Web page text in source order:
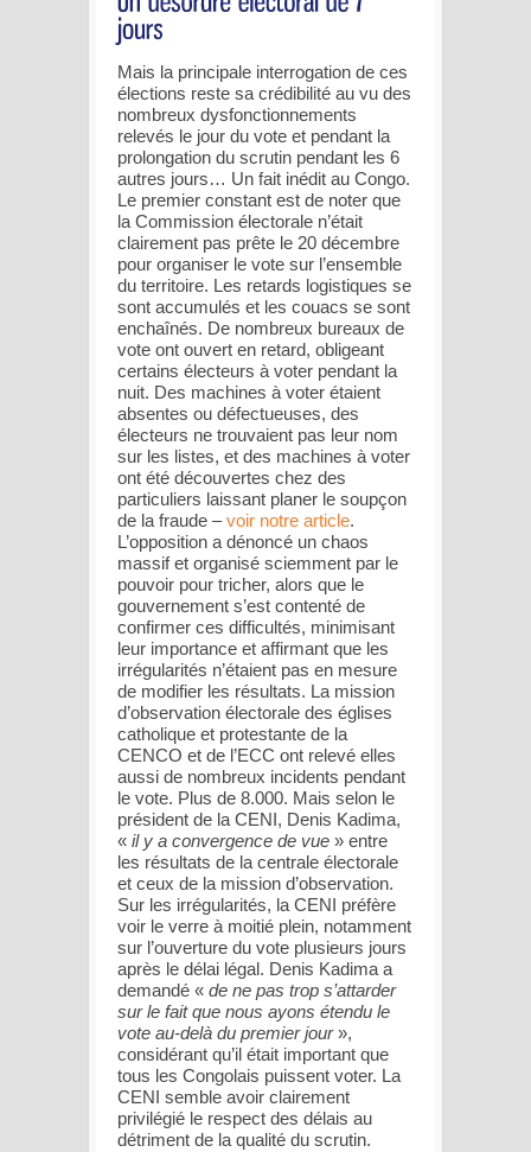
Mais la principale interrogation de ces
élections reste sa crédibilité au vu des
nombreux dysfonctionnements
relevés le jour du vote et pendant la
prolongation du scrutin pendant les 6
autres jours… Un fait inédit au Congo.
Le premier constant est de noter que
la Commission électorale n’était
clairement pas prête le 20 décembre
pour organiser le vote sur l’ensemble
du territoire. Les retards logistiques se
sont accumulés et les couacs se sont
enchaînés. De nombreux bureaux de
vote ont ouvert en retard, obligeant
certains électeurs à voter pendant la
nuit. Des machines à voter étaient
absentes ou défectueuses, des
électeurs ne trouvaient pas leur nom
sur les listes, et des machines à voter
ont été découvertes chez des
particuliers laissant planer le soupçon
de la fraude –voir notre article.
L’opposition a dénoncé un chaos
massif et organisé sciemment par le
pouvoir pour tricher, alors que le
gouvernement s’est contenté de
confirmer ces difficultés, minimisant
leur importance et affirmant que les
irrégularités n’étaient pas en mesure
de modifier les résultats. La mission
d’observation électorale des églises
catholique et protestante de la
CENCO et de l’ECC ont relevé elles
aussi de nombreux incidents pendant
le vote. Plus de 8.000. Mais selon le
président de la CENI, Denis Kadima,
« il y a convergence de vue » entre
les résultats de la centrale électorale
et ceux de la mission d’observation.
Sur les irrégularités, la CENI préfère
voir le verre à moitié plein, notamment
sur l’ouverture du vote plusieurs jours
après le délai légal. Denis Kadima a
demandé « de ne pas trop s’attarder
sur le fait que nous ayons étendu le
vote au-delà du premier jour»,
considérant qu’il était important que
tous les Congolais puissent voter. La
CENI semble avoir clairement
privilégié le respect des délais au
détriment de la qualité du scrutin.